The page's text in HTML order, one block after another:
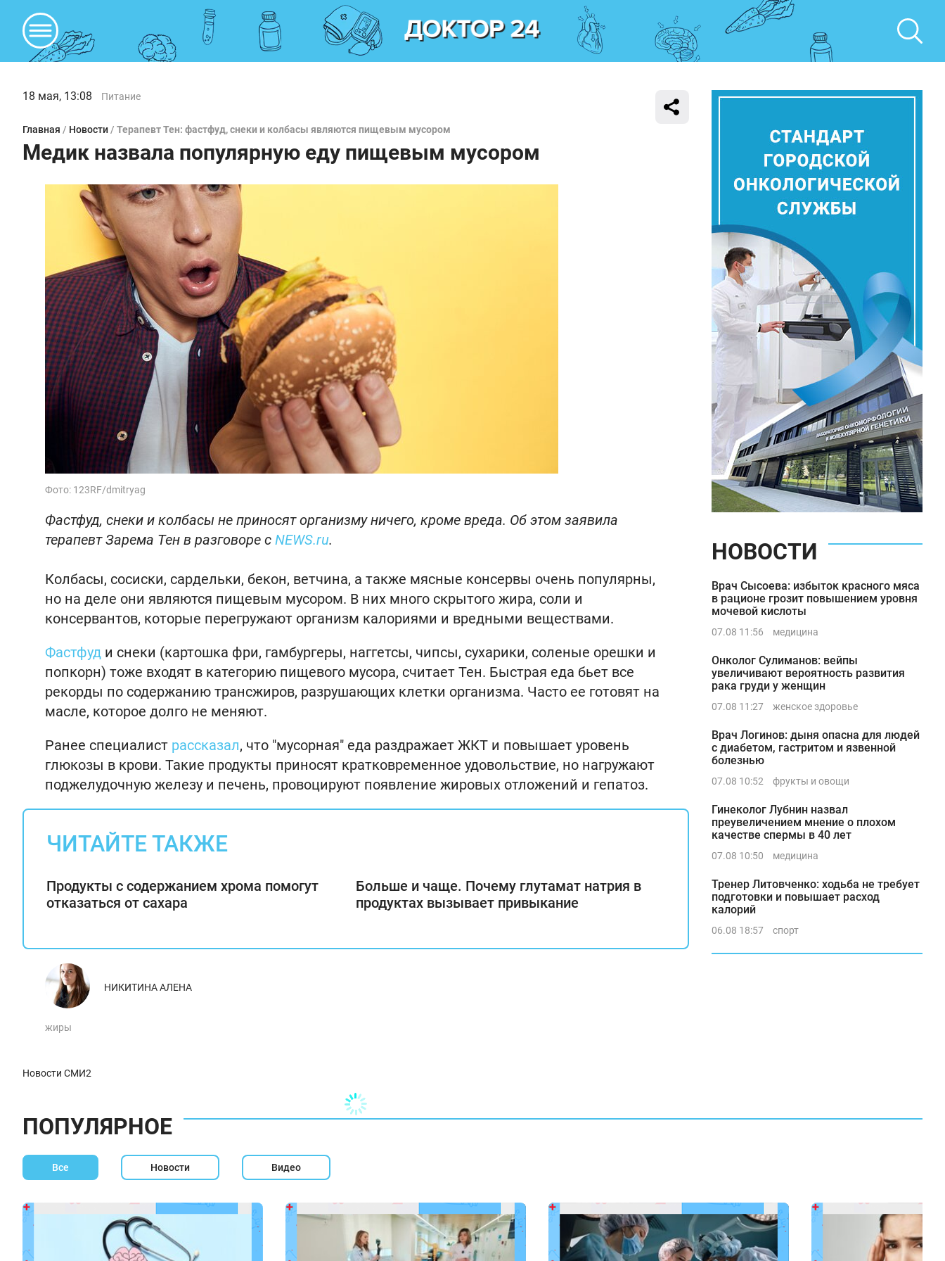
18 мая, 13:08 Питание
Главная / Новости / Терапевт Тен: фастфуд, снеки и колбасы являются пищевым мусором
Медик назвала популярную еду пищевым мусором
Фото: 123RF/dmitryag
Фастфуд, снеки и колбасы не приносят организму ничего, кроме вреда. Об этом заявила
терапевт Зарема Тен в разговоре с NEWS.ru.
Колбасы, сосиски, сардельки, бекон, ветчина, а также мясные консервы очень популярны,
но на деле они являются пищевым мусором. В них много скрытого жира, соли и
консервантов, которые перегружают организм калориями и вредными веществами.
Фастфуд и снеки (картошка фри, гамбургеры, наггетсы, чипсы, сухарики, соленые орешки и
попкорн) тоже входят в категорию пищевого мусора, считает Тен. Быстрая еда бьет все
рекорды по содержанию трансжиров, разрушающих клетки организма. Часто ее готовят на
масле, которое долго не меняют.
Ранее специалист рассказал, что "мусорная" еда раздражает ЖКТ и повышает уровень
глюкозы в крови. Такие продукты приносят кратковременное удовольствие, но нагружают
поджелудочную железу и печень, провоцируют появление жировых отложений и гепатоз.
ЧИТАЙТЕ ТАКЖЕ
Продукты с содержанием хрома помогут
отказаться от сахара
Больше и чаще. Почему глутамат натрия в
продуктах вызывает привыкание
НИКИТИНА АЛЕНА
жиры
Новости СМИ2
НОВОСТИ
Врач Сысоева: избыток красного мяса
в рационе грозит повышением уровня
мочевой кислоты
07.08 11:56 медицина
Онколог Сулиманов: вейпы
увеличивают вероятность развития
рака груди у женщин
07.08 11:27 женское здоровье
Врач Логинов: дыня опасна для людей
с диабетом, гастритом и язвенной
болезнью
07.08 10:52 фрукты и овощи
Гинеколог Лубнин назвал
преувеличением мнение о плохом
качестве спермы в 40 лет
07.08 10:50 медицина
Тренер Литовченко: ходьба не требует
подготовки и повышает расход
калорий
06.08 18:57 спорт
ПОПУЛЯРНОЕ
Все Новости Видео